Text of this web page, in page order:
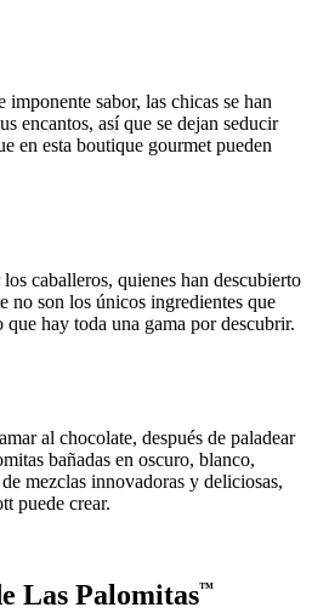
sabor, las chicas se han
encantos, así que se dejan seducir
en esta boutique gourmet pueden
caballeros, quienes han descubierto
no son los únicos ingredientes que
hay toda una gama por descubrir.
al chocolate, después de paladear
bañadas en oscuro, blanco,
mezclas innovadoras y deliciosas,
puede crear.
Las Palomitas™